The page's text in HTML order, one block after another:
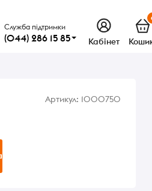
Служба підтримки
(044) 286 15 85 Кабінет
Артикул: 1000750